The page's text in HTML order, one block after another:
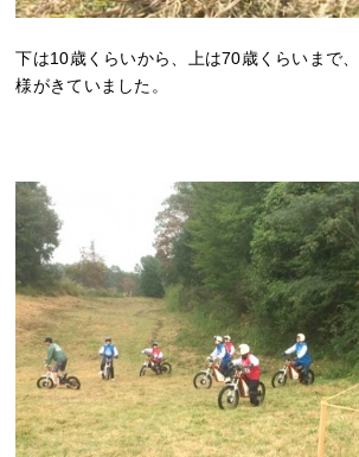
下は10歳くらいから、上は70歳くらいまで
様がきていました。